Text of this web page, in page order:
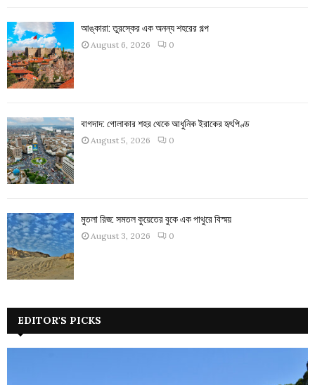
আঙ্কারা: তুরস্কের এক অনন্য শহরের গল্প
August 6, 2026 0
বাগদাদ: গোলাকার শহর থেকে আধুনিক ইরাকের হৃৎপিণ্ড
August 5, 2026 0
মুতলা রিজ: সমতল কুয়েতের বুকে এক পাথুরে বিস্ময়
August 3, 2026 0
EDITOR'S PICKS